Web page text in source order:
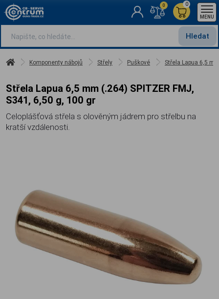
Hledat
0
0
MENU
Komponenty nábojů Střely Puškové Střela Lapua 6,5
Střela Lapua 6,5 mm (.264) SPITZER FMJ,
S341, 6,50 g, 100 gr
Celoplášťová střela s olověným jádrem pro střelbu na
kratší vzdálenosti.